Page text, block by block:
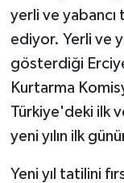
yerli ve yabancı
ediyor. Yerli ve
gösterdiği
Kurtarma
Türkiye'deki ilk
yeni yılın ilk
Yeni yıl tatilini